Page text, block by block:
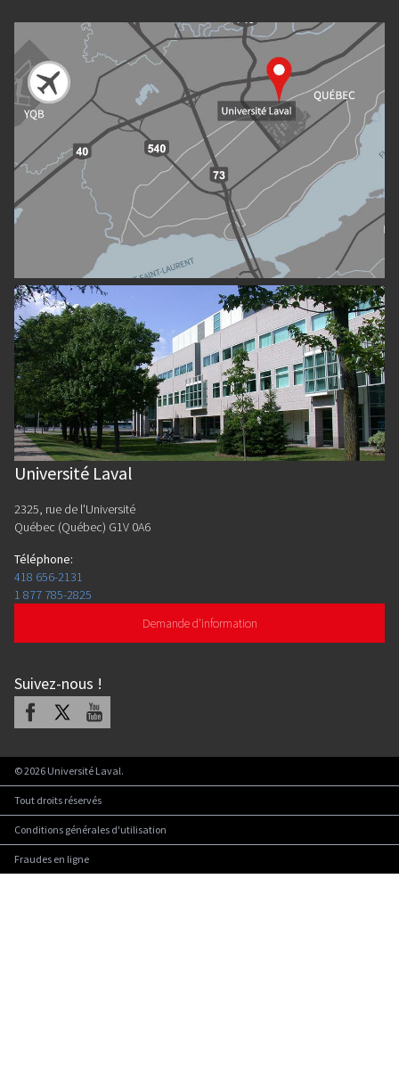
Université Laval
2325, rue de l'Université
Québec (Québec) G1V 0A6
Téléphone:
418 656-2131
1 877 785-2825
Demande d'information
Suivez-nous !
Facebook Youtube
©2026 Université Laval.
Tout droits réservés
Conditions générales d'utilisation
Fraudes en ligne